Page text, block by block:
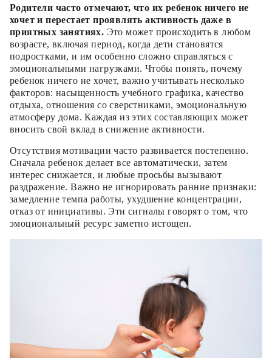
Родители часто отмечают, что их ребенок ничего не
хочет и перестает проявлять активность даже в
приятных занятиях. Это может происходить в любом
возрасте, включая период, когда дети становятся
подростками, и им особенно сложно справляться с
эмоциональными нагрузками. Чтобы понять, почему
ребенок ничего не хочет, важно учитывать несколько
факторов: насыщенность учебного графика, качество
отдыха, отношения со сверстниками, эмоциональную
атмосферу дома. Каждая из этих составляющих может
вносить свой вклад в снижение активности.
Отсутствия мотивации часто развивается постепенно.
Сначала ребенок делает все автоматически, затем
интерес снижается, и любые просьбы вызывают
раздражение. Важно не игнорировать ранние признаки:
замедление темпа работы, ухудшение концентрации,
отказ от инициативы. Эти сигналы говорят о том, что
эмоциональный ресурс заметно истощен.